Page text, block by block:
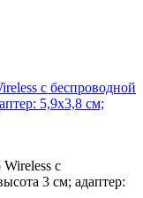
с беспроводной
5,9х3,8 см;